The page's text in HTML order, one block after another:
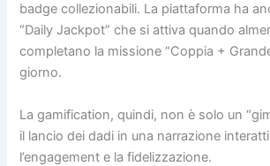
badge collezionabili. La piattaforma ha
“Daily Jackpot” che si attiva quando
completano la missione “Coppia +
giorno.
La gamification, quindi, non è solo un
il lancio dei dadi in una narrazione
l’engagement e la fidelizzazione.